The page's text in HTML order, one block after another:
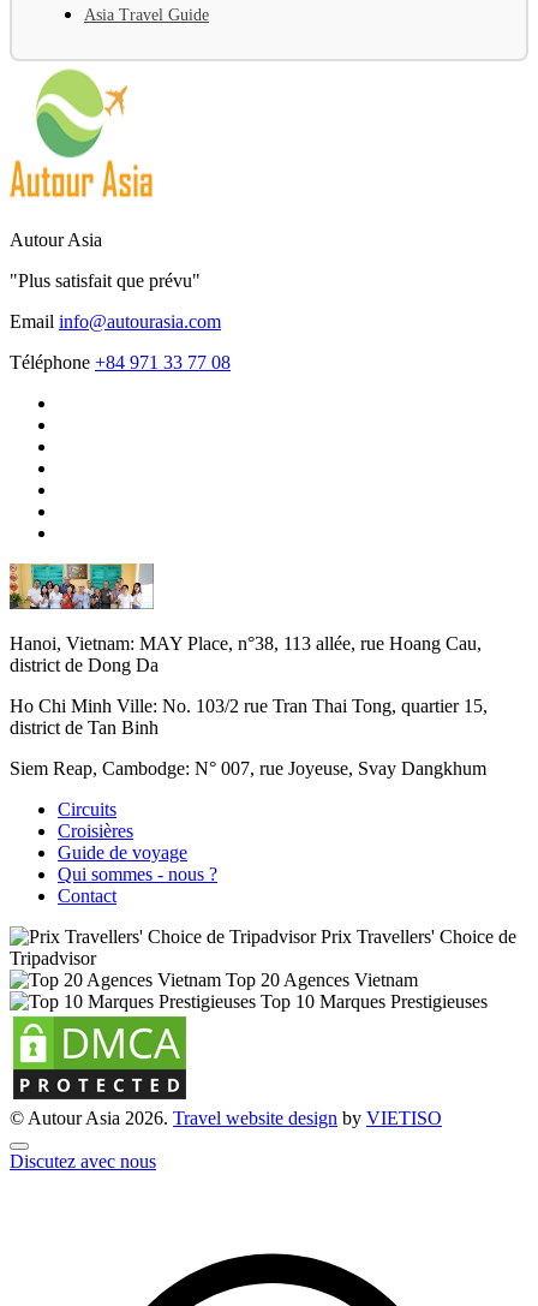
Asia Travel Guide
Autour Asia
"Plus satisfait que prévu"
Email info@autourasia.com
Téléphone +84 971 33 77 08
Hanoi, Vietnam: MAY Place, n°38, 113 allée, rue Hoang Cau,
district de Dong Da
Ho Chi Minh Ville: No. 103/2 rue Tran Thai Tong, quartier 15,
district de Tan Binh
Siem Reap, Cambodge: N° 007, rue Joyeuse, Svay Dangkhum
Circuits
Croisières
Guide de voyage
Qui sommes - nous ?
Contact
Prix Travellers' Choice de
Tripadvisor
Top 20 Agences Vietnam
Top 10 Marques Prestigieuses
© Autour Asia 2026. Travel website design by VIETISO
Discutez avec nous